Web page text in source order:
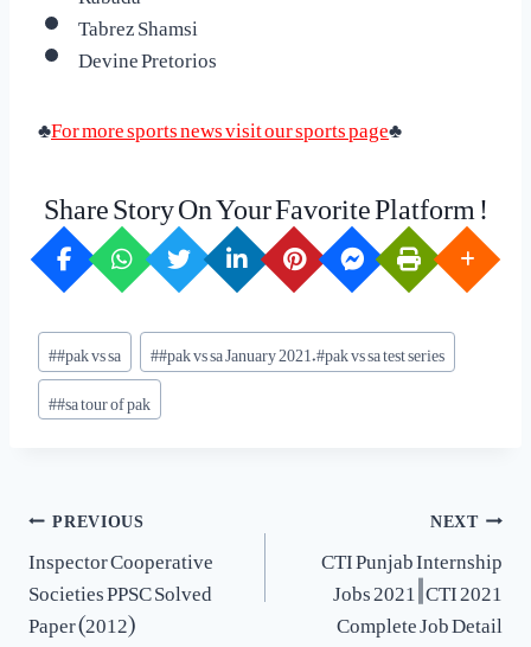
Tabrez Shamsi
Devine Pretorios
♣For more sports news visit our sports page♣
Share Story On Your Favorite Platform !
Post
Tags:
##pak vs sa ##pak vs sa January 2021.#pak vs sa test series
##sa tour of pak
Post
navigation
PREVIOUS
Inspector Cooperative
Societies PPSC Solved
Paper (2012)
NEXT
CTI Punjab Internship
Jobs 2021 || CTI 2021
Complete Job Detail